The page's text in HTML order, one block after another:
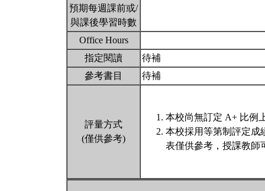
預期每週課前或/
與課後學習時數
Office Hours
指定閱讀
待補
參考書目
待補
評量方式
(僅供參考)
本校尚無訂定 A+ 比例
本校採用等第制評定成
表僅供參考，授課教師